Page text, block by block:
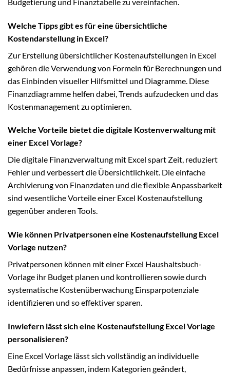
Welche Tipps gibt es für eine übersichtliche
Kostendarstellung in Excel?
Zur Erstellung übersichtlicher Kostenaufstellungen in Excel
gehören die Verwendung von Formeln für Berechnungen und
das Einbinden visueller Hilfsmittel und Diagramme. Diese
Finanzdiagramme helfen dabei, Trends aufzudecken und das
Kostenmanagement zu optimieren.
Welche Vorteile bietet die digitale Kostenverwaltung mit
einer Excel Vorlage?
Die digitale Finanzverwaltung mit Excel spart Zeit, reduziert
Fehler und verbessert die Übersichtlichkeit. Die einfache
Archivierung von Finanzdaten und die flexible Anpassbarkeit
sind wesentliche Vorteile einer Excel Kostenaufstellung
gegenüber anderen Tools.
Wie können Privatpersonen eine Kostenaufstellung Excel
Vorlage nutzen?
Privatpersonen können mit einer Excel Haushaltsbuch-
Vorlage ihr Budget planen und kontrollieren sowie durch
systematische Kostenüberwachung Einsparpotenziale
identifizieren und so effektiver sparen.
Inwiefern lässt sich eine Kostenaufstellung Excel Vorlage
personalisieren?
Eine Excel Vorlage lässt sich vollständig an individuelle
Bedürfnisse anpassen, indem Kategorien geändert,